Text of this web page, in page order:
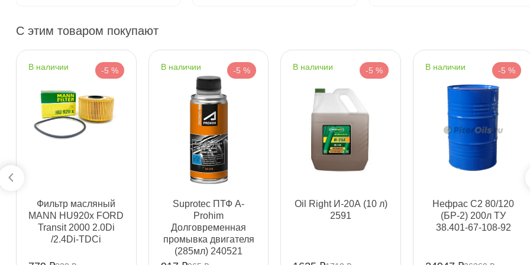
С этим товаром покупают
наличии -5 %
Фильтр масляный
MANN HU920x FORD
Transit 2000 2.0Di
/2.4Di-TDCi
наличии -5 %
Suprotec ПТФ A-
Prohim
Долговременная
промывка двигателя
(285мл) 240521
наличии -5 %
Oil Right И-20А (10 л)
2591
наличии -5 %
Нефрас С2 80/120
(БР-2) 200л ТУ
38.401-67-108-92
Бесплатная Завтра, 09.08 (при заказе от 2000₽) Срочная за 2 ч – 399 ₽
Самовывоз
10.00 - 19.00
Богатырский пр. 12
Пн–Вс10:00 – 21:00
Сегодня, бесплатно